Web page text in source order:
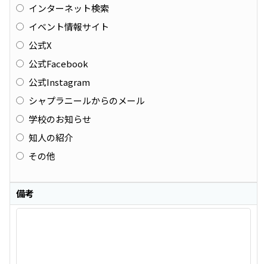
インターネット検索
イベント情報サイト
公式X
公式Facebook
公式Instagram
シャプラニールからのメール
学校のお知らせ
知人の紹介
その他
備考